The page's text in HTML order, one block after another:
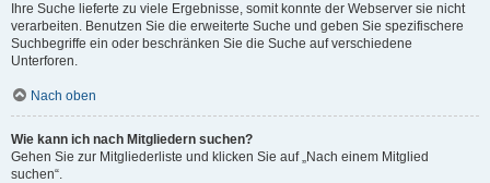
Ihre Suche lieferte zu viele Ergebnisse, somit konnte der Webserver sie nicht
verarbeiten. Benutzen Sie die erweiterte Suche und geben Sie spezifischere
Suchbegriffe ein oder beschränken Sie die Suche auf verschiedene
Unterforen.
Nach oben
Wie kann ich nach Mitgliedern suchen?
Gehen Sie zur Mitgliederliste und klicken Sie auf „Nach einem Mitglied
suchen“.